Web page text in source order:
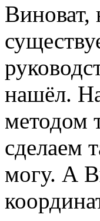
Виноват,
нашёл.
методом
сделаем
могу. А